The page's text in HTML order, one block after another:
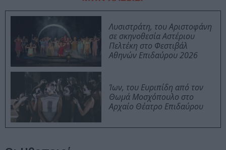
Λυσιστράτη, του Αριστοφάνη
σε σκηνοθεσία Αστέριου
Πελτέκη στο Φεστιβάλ
Αθηνών Επιδαύρου 2026
Ίων, του Ευριπίδη από τον
Θωμά Μοσχόπουλο στο
Αρχαίο Θέατρο Επιδαύρου